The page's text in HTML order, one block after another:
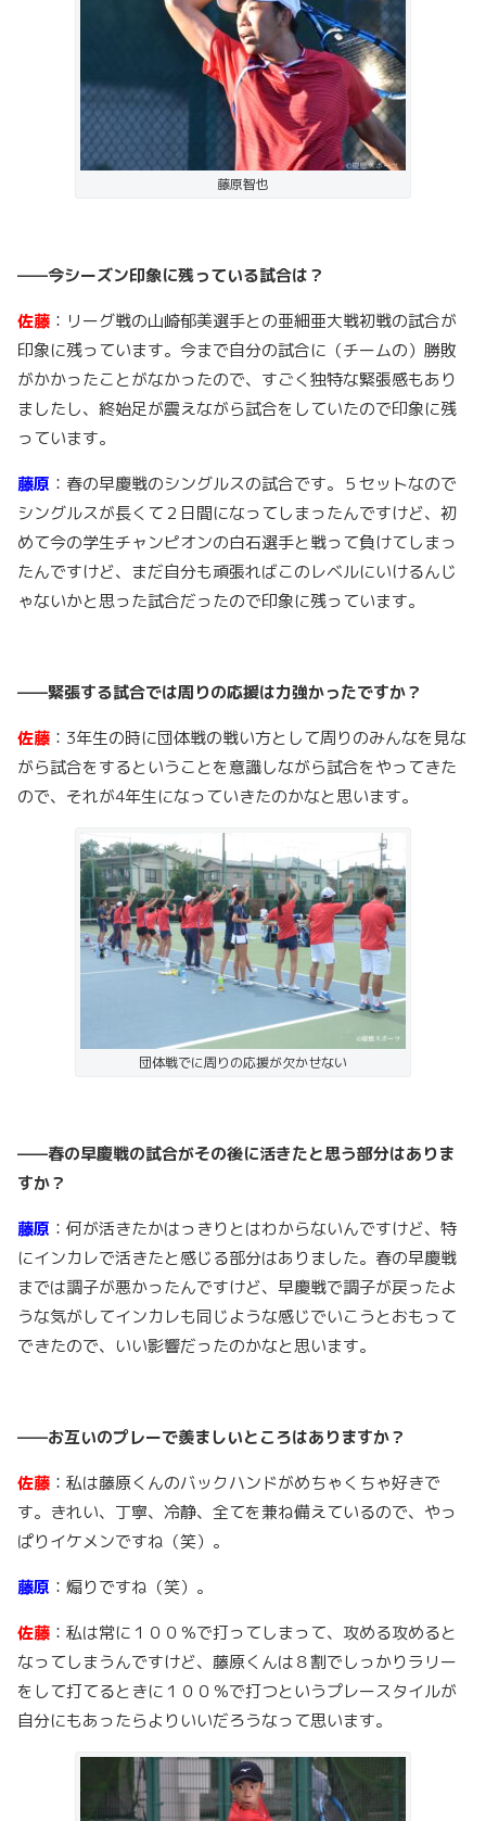
藤原智也
——今シーズン印象に残っている試合は？
佐藤 ：リーグ戦の山崎郁美選手との亜細亜大戦初戦の試合が
印象に残っています。今まで自分の試合に（チームの）勝敗
がかかったことがなかったので、すごく独特な緊張感もあり
ましたし、終始足が震えながら試合をしていたので印象に残
っています。
藤原 ：春の早慶戦のシングルスの試合です。５セットなので
シングルスが長くて２日間になってしまったんですけど、初
めて今の学生チャンピオンの白石選手と戦って負けてしまっ
たんですけど、まだ自分も頑張ればこのレベルにいけるんじ
ゃないかと思った試合だったので印象に残っています。
——緊張する試合では周りの応援は力強かったですか？
佐藤 ：3年生の時に団体戦の戦い方として周りのみんなを見な
がら試合をするということを意識しながら試合をやってきた
ので、それが4年生になっていきたのかなと思います。
団体戦でに周りの応援が欠かせない
——春の早慶戦の試合がその後に活きたと思う部分はありま
すか？
藤原 ：何が活きたかはっきりとはわからないんですけど、特
にインカレで活きたと感じる部分はありました。春の早慶戦
までは調子が悪かったんですけど、早慶戦で調子が戻ったよ
うな気がしてインカレも同じような感じでいこうとおもって
できたので、いい影響だったのかなと思います。
——お互いのプレーで羨ましいところはありますか？
佐藤 ：私は藤原くんのバックハンドがめちゃくちゃ好きで
す。きれい、丁寧、冷静、全てを兼ね備えているので、やっ
ぱりイケメンですね（笑）。
藤原 ：煽りですね（笑）。
佐藤 ：私は常に１００％で打ってしまって、攻める攻めると
なってしまうんですけど、藤原くんは８割でしっかりラリー
をして打てるときに１００％で打つというプレースタイルが
自分にもあったらよりいいだろうなって思います。